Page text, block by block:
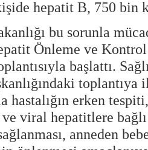
hepatit B, 750 bin
bu sorunla
Önleme ve Kontrol
başlattı.
hastalığın erken
ve viral hepatitlere
anneden